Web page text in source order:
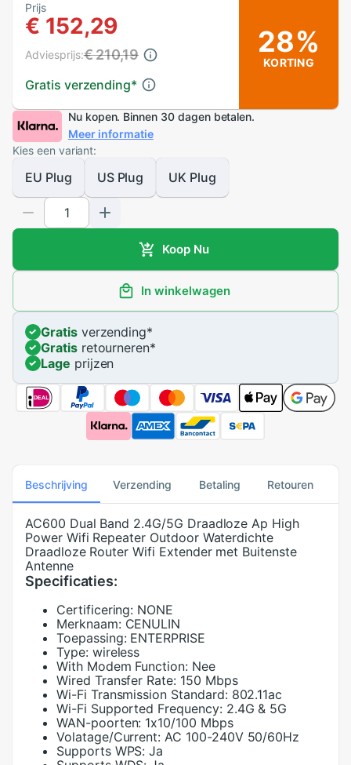
Prijs
€ 152,29
Gratis verzending*
Adviesprijs:€ 210,19 28%
KORTING
Nu kopen. Binnen 30 dagen betalen.
Meer informatie
Kies een variant:
EU Plug US Plug UK Plug
Koop Nu
In winkelwagen
Gratisverzending*
Gratisretourneren*
Lage prijzen
Beschrijving Verzending Betaling Retouren
AC600 Dual Band 2.4G/5G Draadloze Ap High
Power Wifi Repeater Outdoor Waterdichte
Draadloze Router Wifi Extender met Buitenste
Antenne
Specificaties:
Certificering: NONE
Merknaam: CENULIN
Toepassing: ENTERPRISE
Type: wireless
With Modem Function: Nee
Wired Transfer Rate: 150 Mbps
Wi-Fi Transmission Standard: 802.11ac
Wi-Fi Supported Frequency: 2.4G & 5G
WAN-poorten: 1x10/100 Mbps
Volatage/Current: AC 100-240V 50/60Hz
Supports WPS: Ja